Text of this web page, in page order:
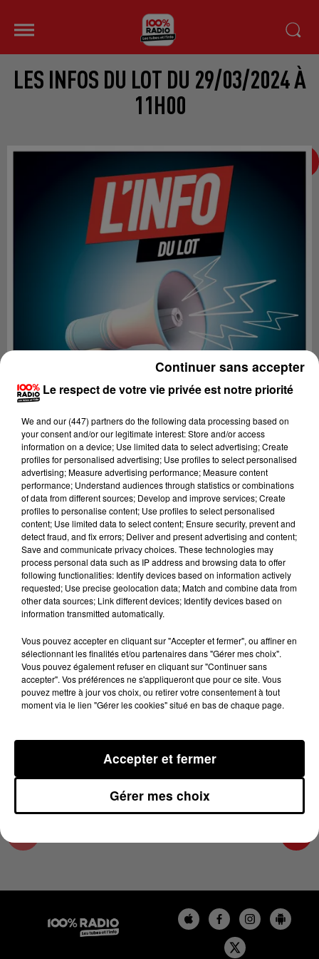
LES INFOS DU LOT DU 29/03/2024 À
11H00
Lecture (2 min 22 sec)
100%
100% Radio les infos du Lot
29 mars 2024 - 2 min 22 sec
LES INFOS DU LOT DU 29/03/2024 À 11H00
29/03/2024
Le respect de votre vie privée est notre priorité
We and our (447) partnersdo the following data processing based on
your consent and/or our legitimate interest: Store and/or access
information on a device; Use limited data to select advertising; Create
profiles for personalised advertising; Use profiles to select personalised
advertising; Measure advertising performance; Measure content
performance; Understand audiences through statistics or combinations
of data from different sources; Develop and improve services; Create
profiles to personalise content; Use profiles to select personalised
content; Use limited data to select content; Ensure security, prevent and
detect fraud, and fix errors; Deliver and present advertising and content;
Save and communicate privacy choices. These technologies may
process personal data such as IP address and browsing data to offer
following functionalities: Identify devices based on information actively
requested; Use precise geolocation data; Match and combine data from
other data sources; Link different devices; Identify devices based on
information transmitted automatically.
Vous pouvez accepter en cliquant sur "Accepter et fermer", ou affiner en
sélectionnant les finalités et/ou partenaires dans "Gérer mes choix".
Vous pouvez également refuser en cliquant sur "Continuer sans
accepter". Vos préférences ne s'appliqueront que pour ce site. Vous
pouvez mettre à jour vos choix, ou retirer votre consentement à tout
moment via le lien "Gérer les cookies" situé en bas de chaque page.
Gérer mes choix
Accepter et fermer
Continuer sans accepter